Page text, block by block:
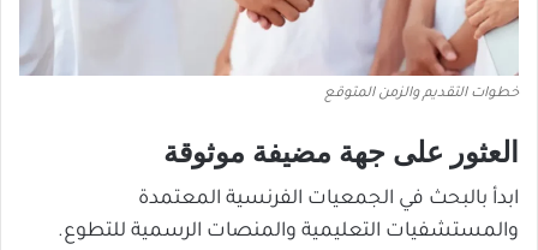
خطوات التقديم والزمن المتوقع
العثور على جهة مضيفة موثوقة
ابدأ بالبحث في الجمعيات الفرنسية المعتمدة
والمستشفيات التعليمية والمنصات الرسمية للتطوع.